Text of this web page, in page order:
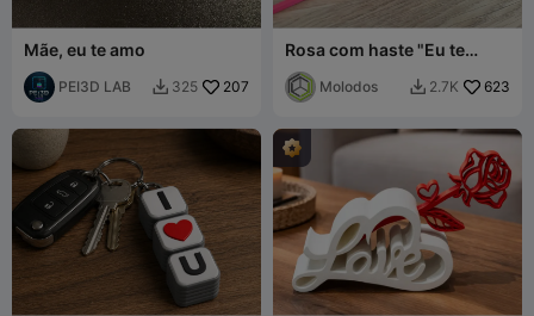
Mãe, eu te amo
PEI3D LAB  325 207
Rosa com haste "Eu te
amo"
Molodos  2.7K 623